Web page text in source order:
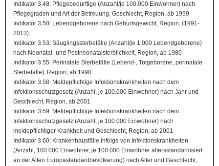
Indikator 3.48: Pflegebedürftige (Anzahl/je 100.000 Einwohner) nach
Pflegegraden und Art der Betreuung, Geschlecht, Region, ab 1999
Indikator 3.50: Lebendgeborene nach Geburtsgewicht, Region, (1991-
2013)
Indikator 3.53: Säuglingssterbefälle (Anzahl/je 1.000 Lebendgeborene)
nach Neonatal- und Postneonatalsterblichkeit, Region, ab 1980
Indikator 3.55: Perinatale Sterbefälle (Lebend-, Totgeborene, perinatale
Sterbefälle), Region, ab 1990
Indikator 3.58: Meldepflichtige Infektionskrankheiten nach dem
Infektionsschutzgesetz (Anzahl, je 100.000 Einwohner) nach Jahr und
Geschlecht, Region, ab 2001
Indikator 3.59: Meldepflichtige Infektionskrankheiten nach dem
Infektionsschutzgesetz (Anzahl, je 100.000 Einwohner) nach
meldepflichtiger Krankheit und Geschlecht, Region, ab 2001
Indikator 3.60: Krankenhausfälle infolge von Infektionskrankheiten
(Anzahl, 100.000 Einwohner, je 100.000 Einwohner altersstandardisiert
an der Alten Europastandardbevölkerung) nach Alter und Geschlecht,